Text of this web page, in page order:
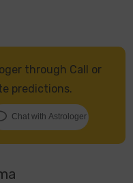
through Call or
predictions.
Chat with Astrologer